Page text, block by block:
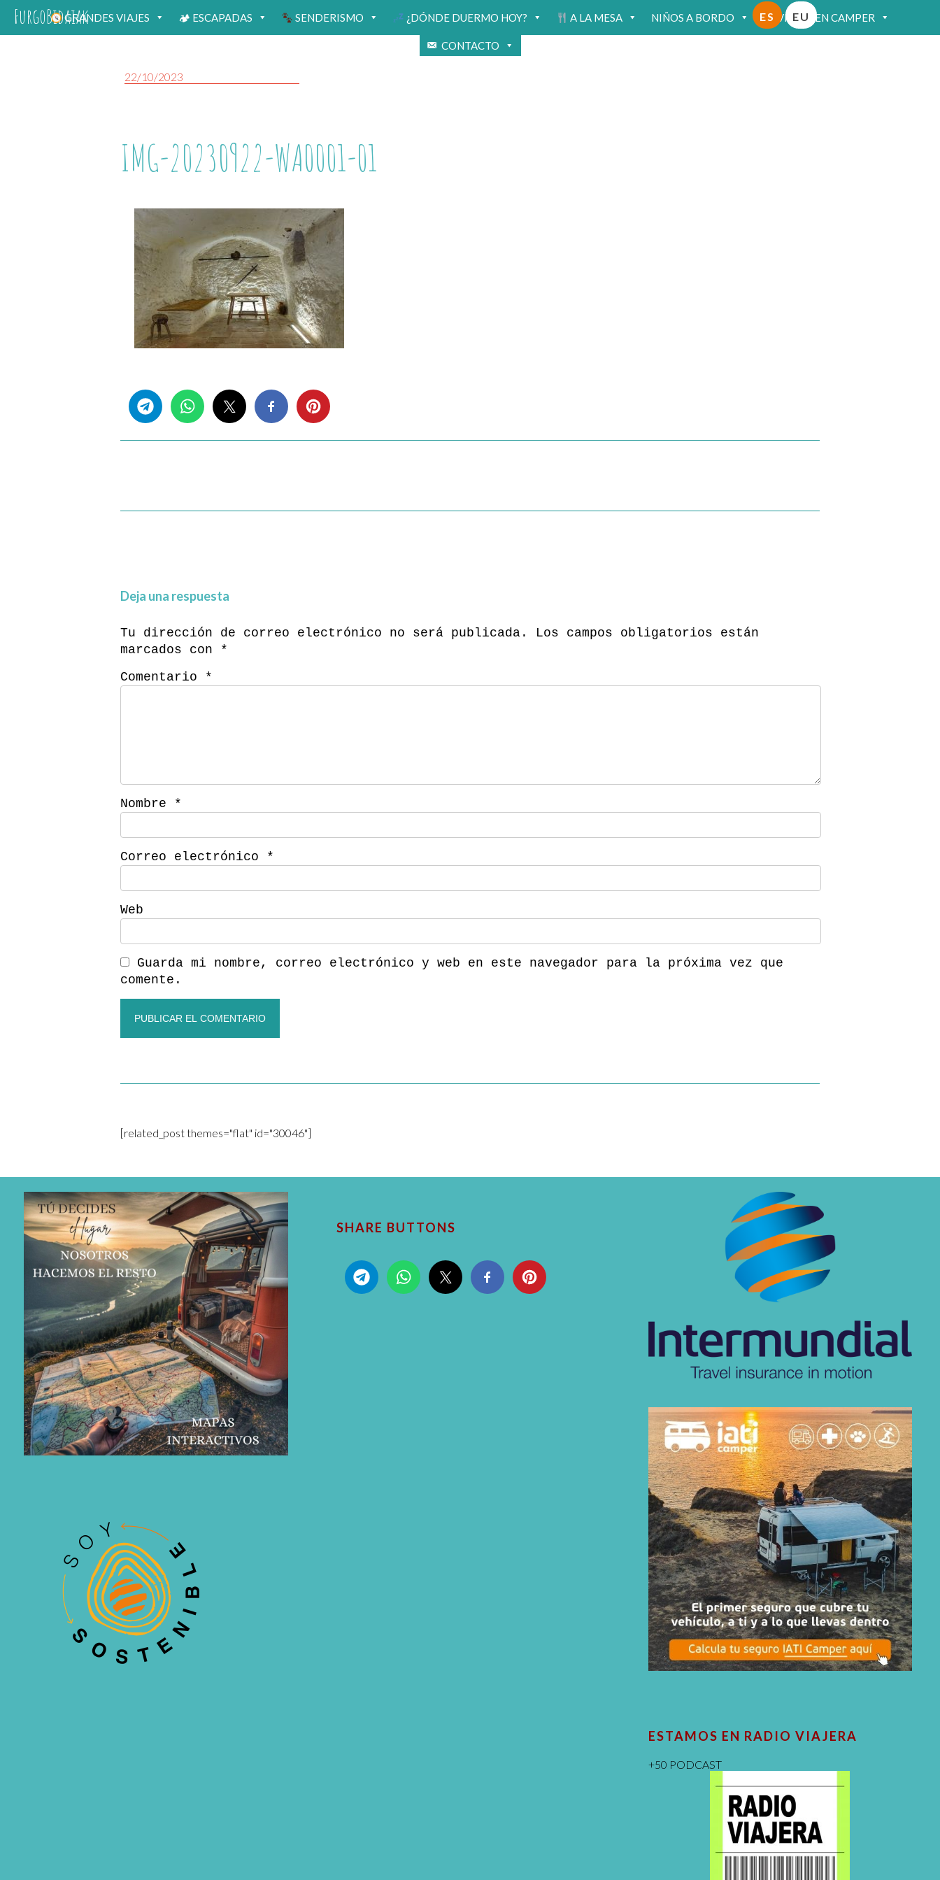
FurgoBidaiakGRANDES VIAJES 🏕 ESCAPADAS SENDERISMO ¿DÓNDE DUERMO HOY? A LA MESA NIÑOS A BORDO VIAJAR EN CAMPER
CONTACTO
ES EU
22/10/2023
IMG-20230922-WA0001-01
Deja una respuesta
Tu dirección de correo electrónico no será publicada.
Los campos obligatorios están
marcados con *
Comentario *
Nombre *
Correo electrónico *
Web
Guarda mi nombre, correo electrónico y web en este navegador para la próxima vez que
comente.
[related_post themes="flat" id="30046"]
SHARE BUTTONS
ESTAMOS EN RADIO VIAJERA
+50 PODCAST